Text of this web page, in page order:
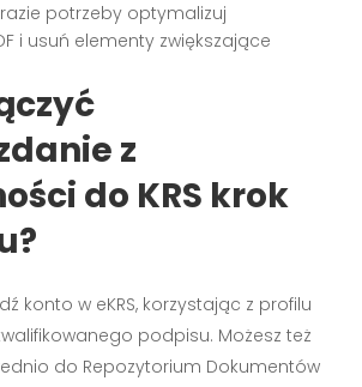
razie potrzeby optymalizuj
i usuń elementy zwiększające
z
do KRS krok
konto w eKRS, korzystając z profilu
podpisu. Możesz też
do Repozytorium Dokumentów